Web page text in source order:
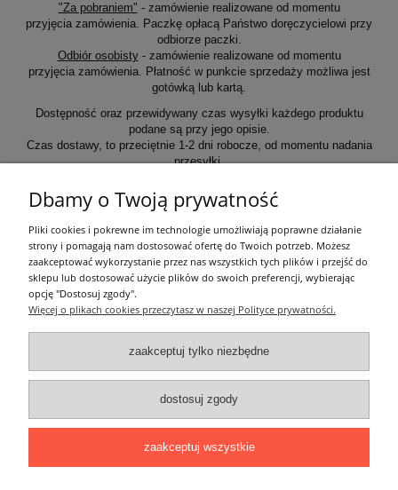
"Za pobraniem" - zamówienie realizowane od momentu
przyjęcia zamówienia. Paczkę opłacą Państwo doręczycielowi przy
odbiorze paczki.
Odbiór osobisty- zamówienie realizowane od momentu
przyjęcia zamówienia. Płatność w punkcie sprzedaży możliwa jest
gotówką lub kartą.
Dostępność oraz przewidywany czas wysyłki każdego produktu
podane są przy jego opisie.
Czas dostawy, to przeciętnie 1-2 dni robocze, od momentu nadania
przesyłki.
Informacje ogólne
Zakupy
Moje konto
Pozostałe
Łatwy dojazd z Sopotu, Gdańska i Gdyni - przekonaj się i kup również na
miejscu!
ONELED, ul. Kasprowicza 4, 83-000 Pruszcz Gdański
e-mail: biuro@oneled.pl | tel.: 511-711-113 | tel.: 511-115-157 | tel.: 511-711-
Dbamy o Twoją prywatność
Pliki cookies i pokrewne im technologie umożliwiają poprawne działanie
strony i pomagają nam dostosować ofertę do Twoich potrzeb. Możesz
zaakceptować wykorzystanie przez nas wszystkich tych plików i przejść do
sklepu lub dostosować użycie plików do swoich preferencji, wybierając
opcję "Dostosuj zgody".
Więcej o plikach cookies przeczytasz w naszej Polityce prywatności.
zaakceptuj tylko niezbędne
dostosuj zgody
zaakceptuj wszystkie